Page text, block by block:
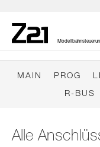
Z21 SYSTEM
MAIN PROG
R-BUS
Alle